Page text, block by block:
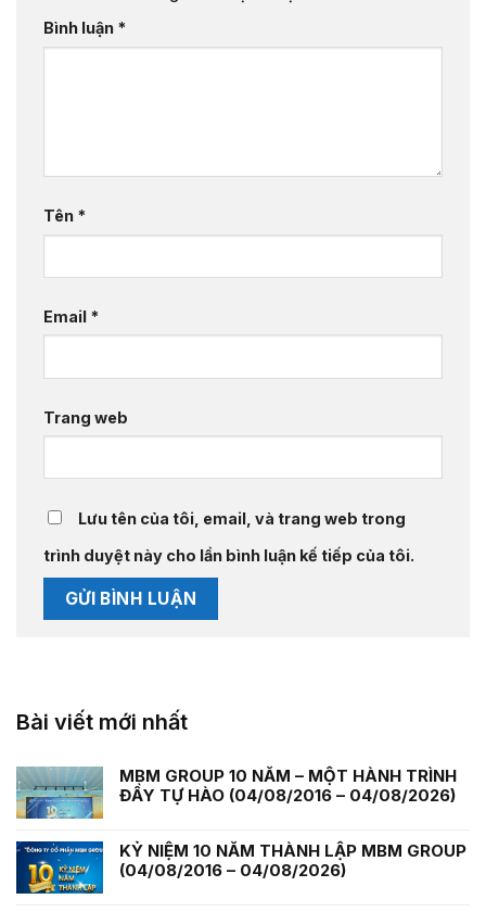
Bình luận *
Tên *
Email *
Trang web
Lưu tên của tôi, email, và trang web trong
trình duyệt này cho lần bình luận kế tiếp của tôi.
Bài viết mới nhất
MBM GROUP 10 NĂM – MỘT HÀNH TRÌNH
ĐẦY TỰ HÀO (04/08/2016 – 04/08/2026)
KỶ NIỆM 10 NĂM THÀNH LẬP MBM GROUP
(04/08/2016 – 04/08/2026)